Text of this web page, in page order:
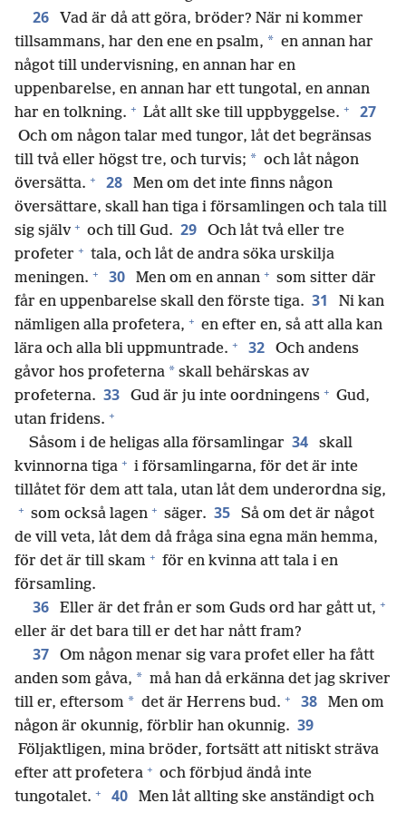
26
Vad är då att göra, bröder? När ni kommer
tillsammans, har den ene en psalm, * en annan har
något till undervisning, en annan har en
uppenbarelse, en annan har ett tungotal, en annan
har en tolkning. + Låt allt ske till uppbyggelse. + 27
Och om någon talar med tungor, låt det begränsas
till två eller högst tre, och turvis; * och låt någon
översätta. + 28
Men om det inte finns någon
översättare, skall han tiga i församlingen och tala till
sig själv + och till Gud. 29
Och låt två eller tre
profeter + tala, och låt de andra söka urskilja
meningen. + 30 Men om en annan + som sitter där
får en uppenbarelse skall den förste tiga. 31
Ni kan
nämligen alla profetera, + en efter en, så att alla kan
lära och alla bli uppmuntrade. + 32
Och andens
gåvor hos profeterna * skall behärskas av
profeterna. 33 Gud är ju inte oordningens + Gud,
utan fridens. +
Såsom i de heligas alla församlingar 34
skall
kvinnorna tiga + i församlingarna, för det är inte
tillåtet för dem att tala, utan låt dem underordna sig,
+ som också lagen + säger. 35
Så om det är något
de vill veta, låt dem då fråga sina egna män hemma,
för det är till skam + för en kvinna att tala i en
församling.
36 Eller är det från er som Guds ord har gått ut, +
eller är det bara till er det har nått fram?
37
Om någon menar sig vara profet eller ha fått
anden som gåva, * må han då erkänna det jag skriver
till er, eftersom * det är Herrens bud. + 38
Men om
någon är okunnig, förblir han okunnig. 39
Följaktligen, mina bröder, fortsätt att nitiskt sträva
efter att profetera + och förbjud ändå inte
tungotalet. + 40
Men låt allting ske anständigt och